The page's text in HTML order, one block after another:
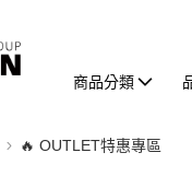
商品分類
🔥 OUTLET特惠專區